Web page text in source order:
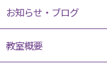
お知らせ・ブログ
教室概要